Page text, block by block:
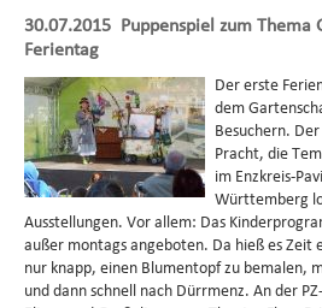
30.07.2015 Puppenspiel zum Thema
Ferientag
Der erste
dem
Besuchern.
Pracht, die
im Enzkreis-
Württemberg
Ausstellungen. Vor allem: Das
außer montags angeboten. Da hieß es Zeit
nur knapp, einen Blumentopf zu bemalen,
und dann schnell nach Dürrmenz. An der